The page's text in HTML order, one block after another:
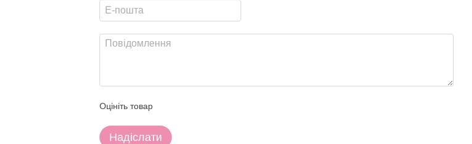
Оцініть товар
Надіслати